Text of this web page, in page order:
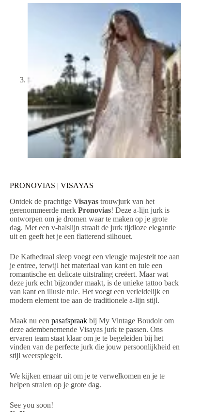
PRONOVIAS | VISAYAS
Ontdek de prachtige Visayas trouwjurk van het
gerenommeerde merk Pronovias! Deze a-lijn jurk is
ontworpen om je dromen waar te maken op je grote
dag. Met een v-halslijn straalt de jurk tijdloze elegantie
uit en geeft het je een flatterend silhouet.
De Kathedraal sleep voegt een vleugje majesteit toe aan
je entree, terwijl het materiaal van kant en tule een
romantische en delicate uitstraling creëert. Maar wat
deze jurk echt bijzonder maakt, is de unieke tattoo back
van kant en illusie tule. Het voegt een verleidelijk en
modern element toe aan de traditionele a-lijn stijl.
Maak nu een pasafspraak bij My Vintage Boudoir om
deze adembenemende Visayas jurk te passen. Ons
ervaren team staat klaar om je te begeleiden bij het
vinden van de perfecte jurk die jouw persoonlijkheid en
stijl weerspiegelt.
We kijken ernaar uit om je te verwelkomen en je te
helpen stralen op je grote dag.
See you soon!